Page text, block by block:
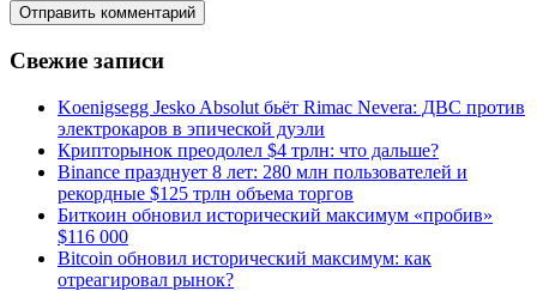
Свежие записи
Koenigsegg Jesko Absolut бьёт Rimac Nevera: ДВС против
электрокаров в эпической дуэли
Крипторынок преодолел $4 трлн: что дальше?
Binance празднует 8 лет: 280 млн пользователей и
рекордные $125 трлн объема торгов
Биткоин обновил исторический максимум «пробив»
$116 000
Bitcoin обновил исторический максимум: как
отреагировал рынок?